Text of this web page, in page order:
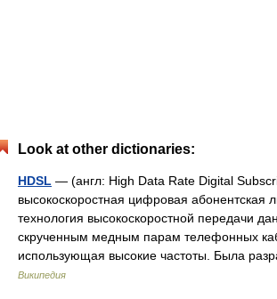
Look at other dictionaries:
HDSL — (англ: High Data Rate Digital
высокоскоростная цифровая абонентская
технология высокоскоростной передачи
скрученным медным парам телефонных
использующая высокие частоты. Была
Википедия